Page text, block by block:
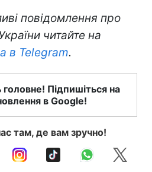
повідомлення про
читайте на
в Telegram.
головне! Підпишіться на
в Google!
там, де вам зручно!